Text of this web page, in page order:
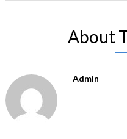
About
Admin